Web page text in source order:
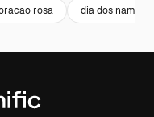
rosa dia dos